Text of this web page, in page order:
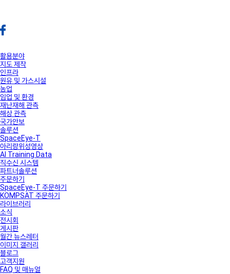
활용분야
지도 제작
인프라
원유 및 가스시설
농업
임업 및 환경
재난재해 관측
해상 관측
국가안보
솔루션
SpaceEye-T
아리랑위성영상
AI Training Data
직수신 시스템
파트너솔루션
주문하기
SpaceEye-T 주문하기
KOMPSAT 주문하기
라이브러리
소식
전시회
게시판
월간 뉴스레터
이미지 갤러리
블로그
고객지원
FAQ 및 매뉴얼